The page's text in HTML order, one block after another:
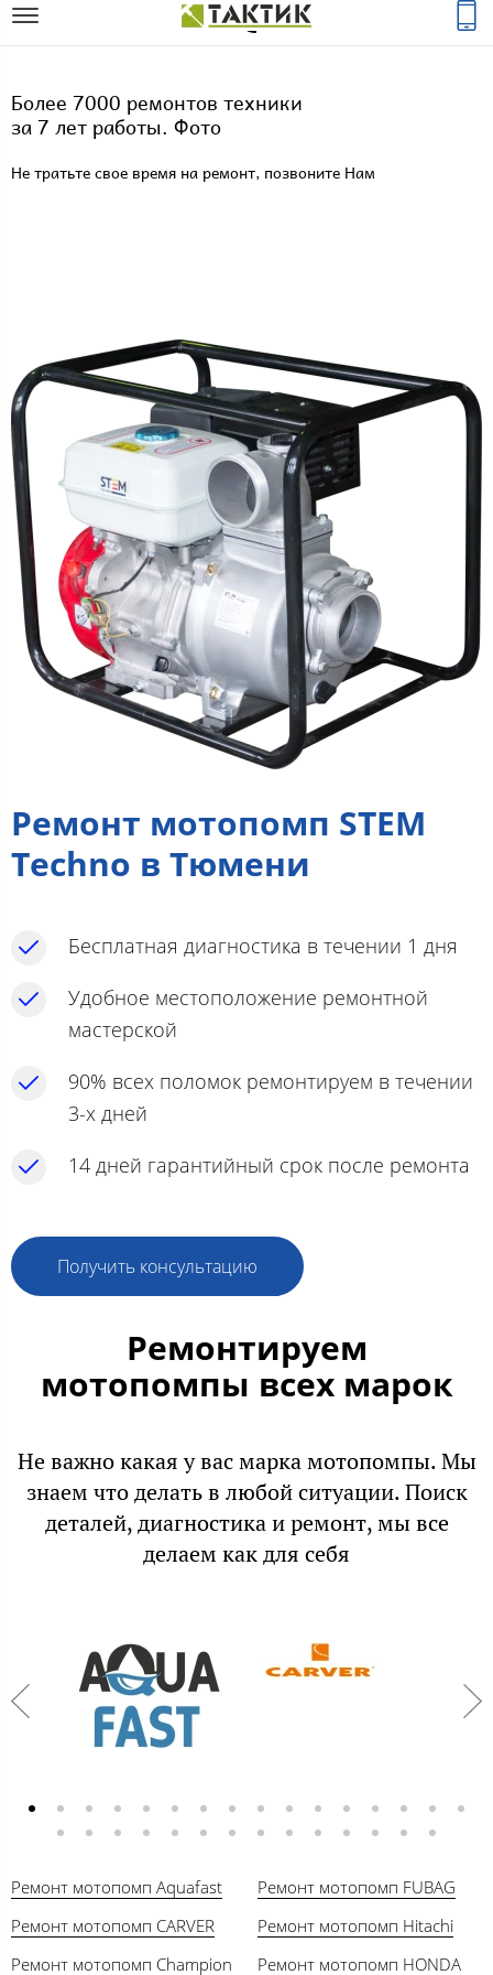
Более 7000 ремонтов техники
за 7 лет работы. Фото
Не тратьте свое время на ремонт, позвоните Нам
Ремонт мотопомп STEM
Techno в Тюмени
Бесплатная диагностика в течении 1 дня
Удобное местоположение ремонтной
мастерской
90% всех поломок ремонтируем в течении
3-х дней
14 дней гарантийный срок после ремонта
Получить консультацию
Ремонтируем
мотопомпы всех марок
Не важно какая у вас марка мотопомпы. Мы
знаем что делать в любой ситуации. Поиск
деталей, диагностика и ремонт, мы все
делаем как для себя
Ремонт мотопомп Aquafast
Ремонт мотопомп CARVER
Ремонт мотопомп Champion
Ремонт мотопомп FUBAG
Ремонт мотопомп Hitachi
Ремонт мотопомп HONDA